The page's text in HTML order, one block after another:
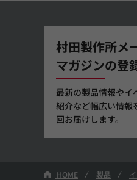
村田製作所メ
マガジンの登
最新の製品情報やイ
紹介など幅広い情報
回お届けします。
HOME 製品